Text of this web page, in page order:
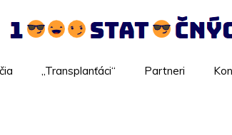
„Transplanťáci“ Partneri